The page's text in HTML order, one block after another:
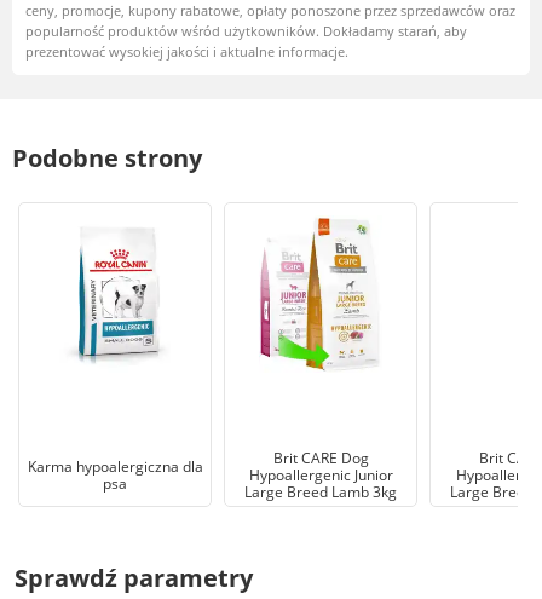
ceny, promocje, kupony rabatowe, opłaty ponoszone przez sprzedawców oraz
popularność produktów wśród użytkowników. Dokładamy starań, aby
prezentować wysokiej jakości i aktualne informacje.
Podobne strony
Karma hypoalergiczna dla
psa
Brit CARE Dog
Hypoallergenic Junior
Large Breed Lamb 3kg
Brit
Large Breed
Sprawdź parametry